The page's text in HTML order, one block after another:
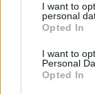
I want to
personal
Opted In
I want to
Personal
Opted In